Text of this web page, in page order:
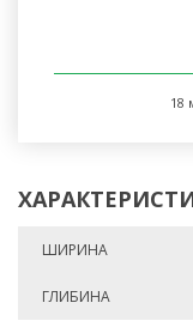
18
ШИРИНА
ГЛИБИНА